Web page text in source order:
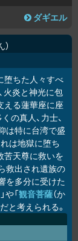
ダギエル
堕ちた人々すべ
火炎と神光に包
える蓮華座に座
の真人、力士、
は特に台湾で盛
は地獄に堕ち
苦天尊に救いを
救出され遺族の
を多分に受けた
や「観音菩薩（か
と考えられる。